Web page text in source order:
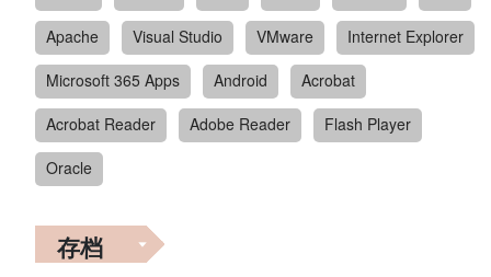
Apache
Visual Studio VMware
Internet Explorer
Microsoft 365 Apps
Android
Acrobat
Acrobat Reader
Adobe Reader
Flash Player
Oracle
存档